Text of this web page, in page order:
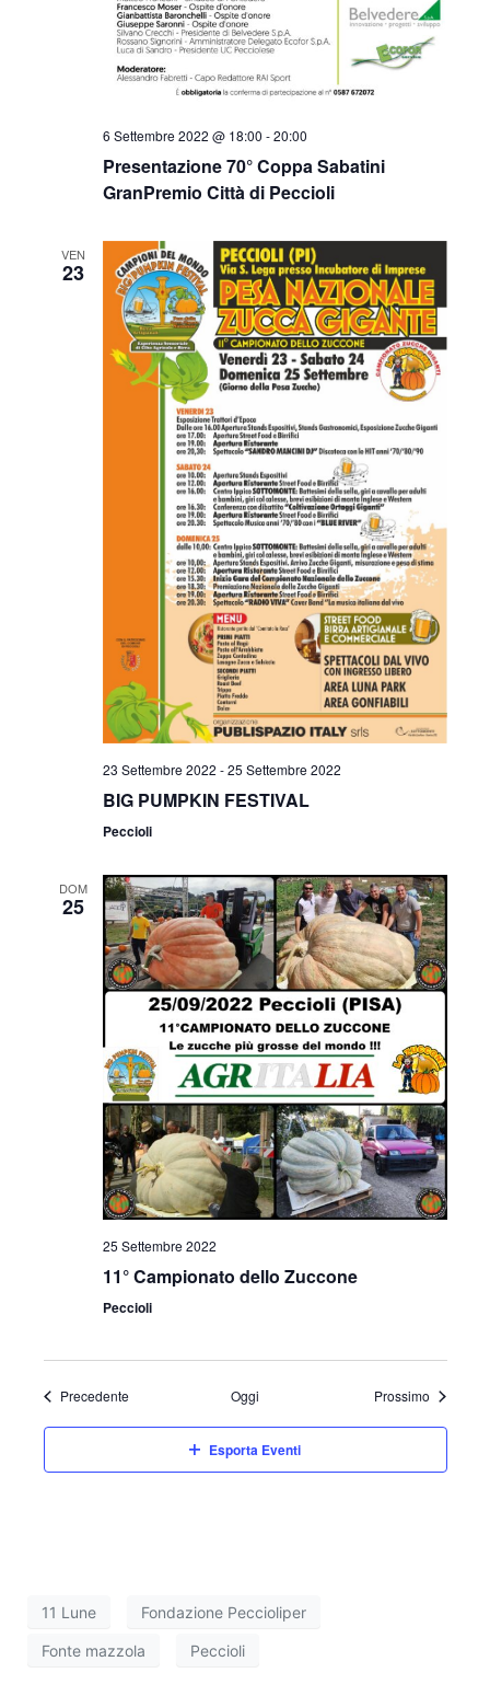
6 Settembre 2022 @ 18:00 -20:00
Presentazione 70° Coppa Sabatini
GranPremio Città di Peccioli
VEN
23
23 Settembre 2022 -25 Settembre 2022
BIG PUMPKIN FESTIVAL
Peccioli
DOM
25
25 Settembre 2022
11° Campionato dello Zuccone
Peccioli
PrecedenteEventi Oggi Prossimo Eventi
Esporta Eventi
11 Lune Fondazione Peccioliper
Fonte mazzola Peccioli